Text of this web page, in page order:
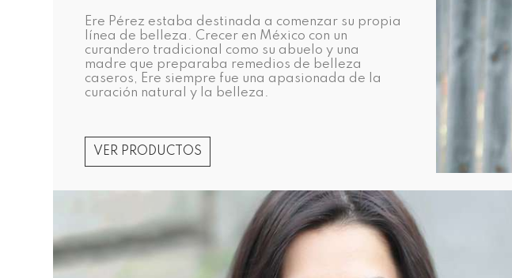
Ere Pérez estaba destinada a comenzar su propia
línea de belleza. Crecer en México con un
curandero tradicional como su abuelo y una
madre que preparaba remedios de belleza
caseros, Ere siempre fue una apasionada de la
curación natural y la belleza.
VER PRODUCTOS